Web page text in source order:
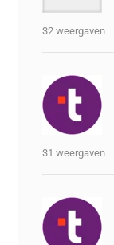
32 weergaven
31 weergaven